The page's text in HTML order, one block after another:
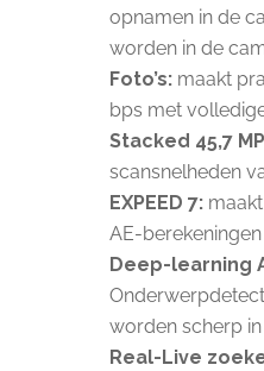
opnamen in de
worden in de
Foto’s: maakt
bps met
Stacked 45,7
scansnelheden
EXPEED 7:
AE-
Deep-learning
worden scherp
Real-Live